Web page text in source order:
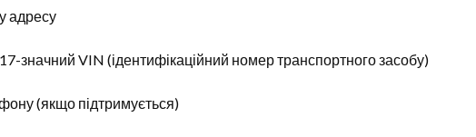
адресу
17-значний VIN (ідентифікаційний номер транспортного засобу)
(якщо підтримується)